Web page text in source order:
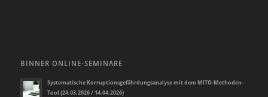
BINNER ONLINE-SEMINARE
Systematische Korruptionsgefährdungsanalyse mit dem MITO-Methoden-
Tool (24.03.2026 / 14.04.2026)